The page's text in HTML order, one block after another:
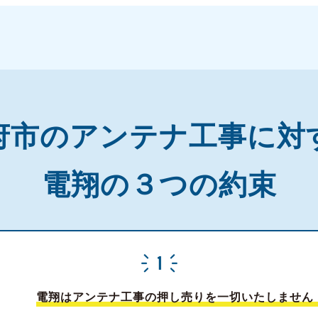
市のアンテナ工事に対
電翔の３つの約束
電翔はアンテナ工事の押し売りを一切いたしません